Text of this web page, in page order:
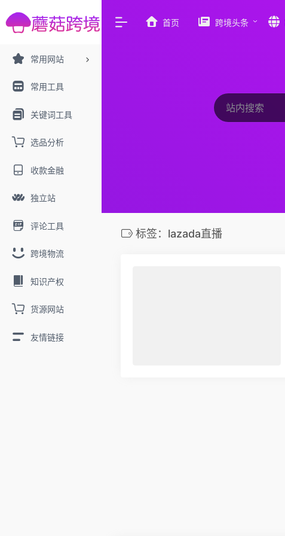
常用网站
常用工具
关键词工具
选品分析
收款金融
独立站
评论工具
跨境物流
知识产权
货源网站
友情链接
首页 跨境头条
标签：lazada直播